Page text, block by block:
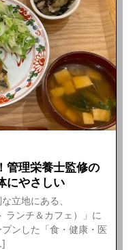
管理栄養士監修の
にやさしい
立地にある、
ランチ＆カフェ）」に
ンした「食・健康・医